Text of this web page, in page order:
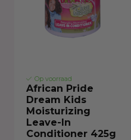
Op voorraad
African Pride
Dream Kids
Moisturizing
Leave-In
Conditioner 425g